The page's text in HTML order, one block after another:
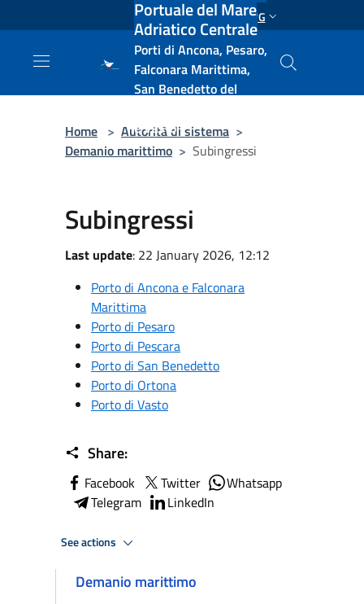
Salta al contenuto principale ENG
Portuale del Mare
Adriatico Centrale
Porti di Ancona, Pesaro,
Falconara Marittima,
San Benedetto del
e Vasto
Home > Autorità di sistema >
Demanio marittimo > Subingressi
Subingressi
Last update: 22 January 2026, 12:12
Porto di Ancona e Falconara
Marittima
Porto di Pesaro
Porto di Pescara
Porto di San Benedetto
Porto di Ortona
Porto di Vasto
Share:
Facebook Twitter
Whatsapp
Telegram
LinkedIn
See actions
Demanio marittimo